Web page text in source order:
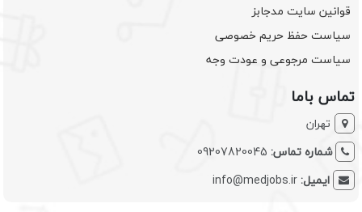
قوانین سایت مدجابز
سیاست حفظ حریم خصوصی
سیاست مرجوعی و عودت وجه
تماس باما
تهران
شماره تماس: 09207820045
ایمیل:info@medjobs.ir